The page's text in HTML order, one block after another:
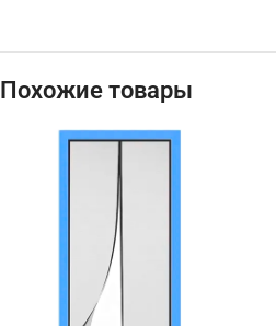
Похожие товары